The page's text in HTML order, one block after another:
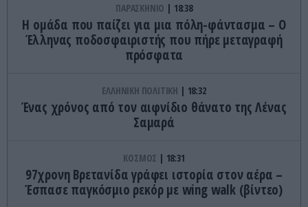
ΠΑΡΑΣΚΗΝΙΟ 18:38
Η ομάδα που παίζει για μια πόλη-φάντασμα – Ο
Έλληνας ποδοσφαιριστής που πήρε μεταγραφή
πρόσφατα
ΕΛΛΗΝΙΚΗ ΠΟΛΙΤΙΚΗ 18:32
Ένας χρόνος από τον αιφνίδιο θάνατο της Λένας
Σαμαρά
ΚΟΣΜΟΣ 18:31
97χρονη Βρετανίδα γράφει ιστορία στον αέρα –
Έσπασε παγκόσμιο ρεκόρ με wing walk (βίντεο)